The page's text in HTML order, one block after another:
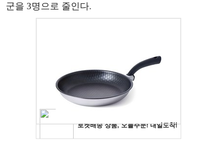
군을 3명으로 줄인다.